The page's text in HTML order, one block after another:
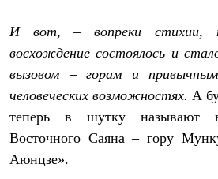
И вот, – вопреки стихии,
восхождение состоялось и
вызовом – горам и
человеческих возможностях. А
теперь в шутку называют
Восточного Саяна – гору
Аюнцзе».